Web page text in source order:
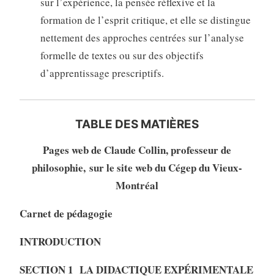
formation de l’esprit critique, et elle se distingue
nettement des approches centrées sur l’analyse
formelle de textes ou sur des objectifs
d’apprentissage prescriptifs.
TABLE DES MATIÈRES
Pages web de Claude Collin, professeur de
philosophie, sur le site web du Cégep du Vieux-
Montréal
Carnet de pédagogie
INTRODUCTION
SECTION 1 LA DIDACTIQUE EXPÉRIMENTALE